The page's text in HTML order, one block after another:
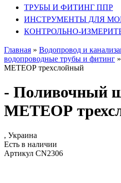
ТРУБЫ И ФИТИНГ ППР
ИНСТРУМЕНТЫ ДЛЯ
КОНТРОЛЬНО-
Главная » Водопровод и
водопроводные трубы и фитинг »
МЕТЕОР трехслойный
- Поливочный
МЕТЕОР
, Украина
Есть в наличии
Артикул CN2306